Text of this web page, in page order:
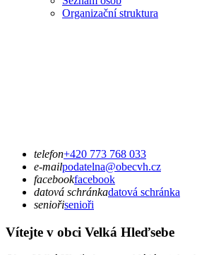
Organizační struktura
telefon+420 773 768 033
e-mailpodatelna@obecvh.cz
facebookfacebook
datová schránkadatová schránka
seniořisenioři
Vítejte v obci Velká Hleďsebe